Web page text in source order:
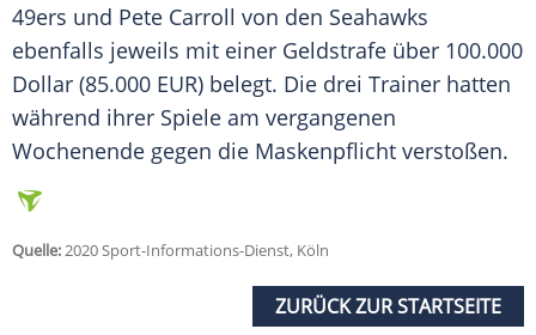
49ers und Pete Carroll von den Seahawks
ebenfalls jeweils mit einer Geldstrafe über 100.000
Dollar (85.000 EUR) belegt. Die drei Trainer hatten
während ihrer Spiele am vergangenen
Wochenende gegen die Maskenpflicht verstoßen.
Quelle:2020 Sport-Informations-Dienst, Köln
ZURÜCK ZUR STARTSEITE